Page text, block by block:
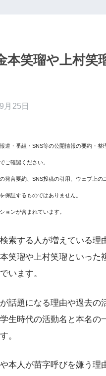
本笑瑠や上村笑
月25日
道・番組・SNS等の公開情報の要約・
ご確認ください。
発言要約、SNS投稿の引用、ウェブ上
保証するものではありません。
ョンが含まれています。
索する人が増えている
笑瑠や上村笑瑠といった
います。
話題になる理由や過去の
生時代の活動名と本名の
。
本人が苗字呼びを嫌う理